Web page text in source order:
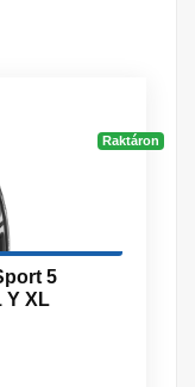
Raktáron
5
Y XL